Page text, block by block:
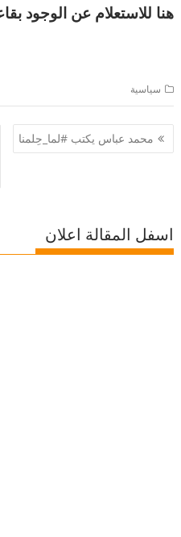
هنا للاستعلام عن الوجود
سياسية
تصفّح
المقالات
محمد عباس يكتب #لما_حِلمنا
اسفل المقالة اعلان